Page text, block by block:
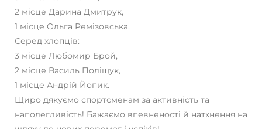
2 місце Дарина Дмитрук,
1 місце Ольга Ремізовська.
Серед хлопців:
3 місце Любомир Брой,
2 місце Василь Поліщук,
1 місце Андрій Йопик.
Щиро дякуємо спортсменам за активність та
наполегливість! Бажаємо впевненості й натхнення на